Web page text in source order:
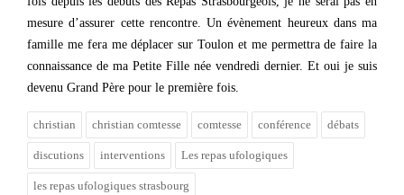
mesure d’assurer cette rencontre. Un évènement heureux dans ma
famille me fera me déplacer sur Toulon et me permettra de faire la
connaissance de ma Petite Fille née vendredi dernier. Et oui je suis
devenu Grand Père pour le première fois.
christian christian comtesse comtesse conférence débats
discutions interventions Les repas ufologiques
les repas ufologiques strasbourg